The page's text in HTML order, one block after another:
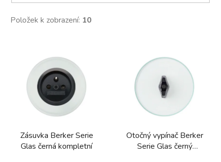
Položek k zobrazení: 10
Zásuvka Berker Serie
Glas černá kompletní
Otočný vypínač Berker
Serie Glas černý